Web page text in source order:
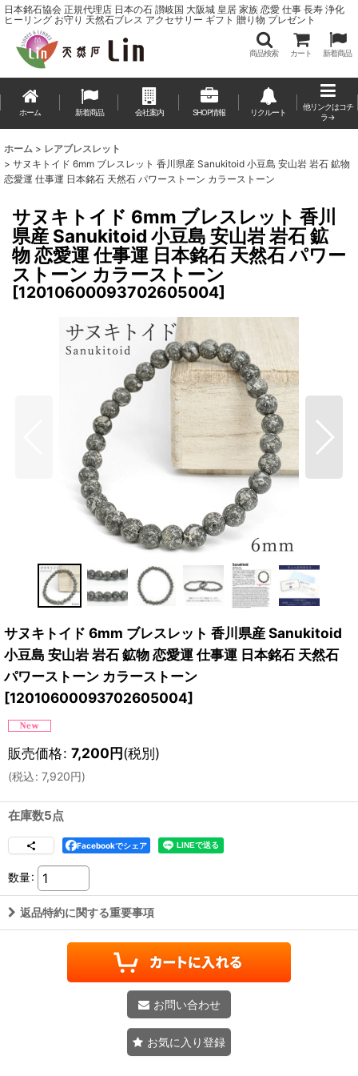
日本銘石協会 正規代理店 日本の石 讃岐国 大阪城 皇居 家族 恋愛 仕事 長寿 浄化
ヒーリング お守り 天然石ブレス アクセサリー ギフト 贈り物 プレゼント
商品検索 カート 新着商品
ホーム 新着商品 会社案内 SHOP情報 リクルート
他リンクはコチ
ラ→
ホーム > レアブレスレット
> サヌキトイド 6mm ブレスレット 香川県産 Sanukitoid 小豆島 安山岩 岩石 鉱物
恋愛運 仕事運 日本銘石 天然石 パワーストーン カラーストーン
サヌキトイド 6mm ブレスレット 香川
県産 Sanukitoid 小豆島 安山岩 岩石 鉱
物 恋愛運 仕事運 日本銘石 天然石 パワー
ストーン カラーストーン
[12010600093702605004]
サヌキトイド 6mm ブレスレット 香川県産 Sanukitoid
小豆島 安山岩 岩石 鉱物 恋愛運 仕事運 日本銘石 天然石
パワーストーン カラーストーン
[12010600093702605004]
販売価格: 7,200円(税別)
(税込: 7,920円)
在庫数5点
Facebookでシェア
数量:
返品特約に関する重要事項
お問い合わせ
お気に入り登録